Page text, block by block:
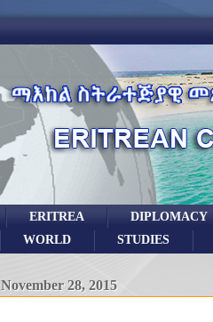
DIPLOMACY
ERITREA
STUDIES
WORLD
November 28, 2015